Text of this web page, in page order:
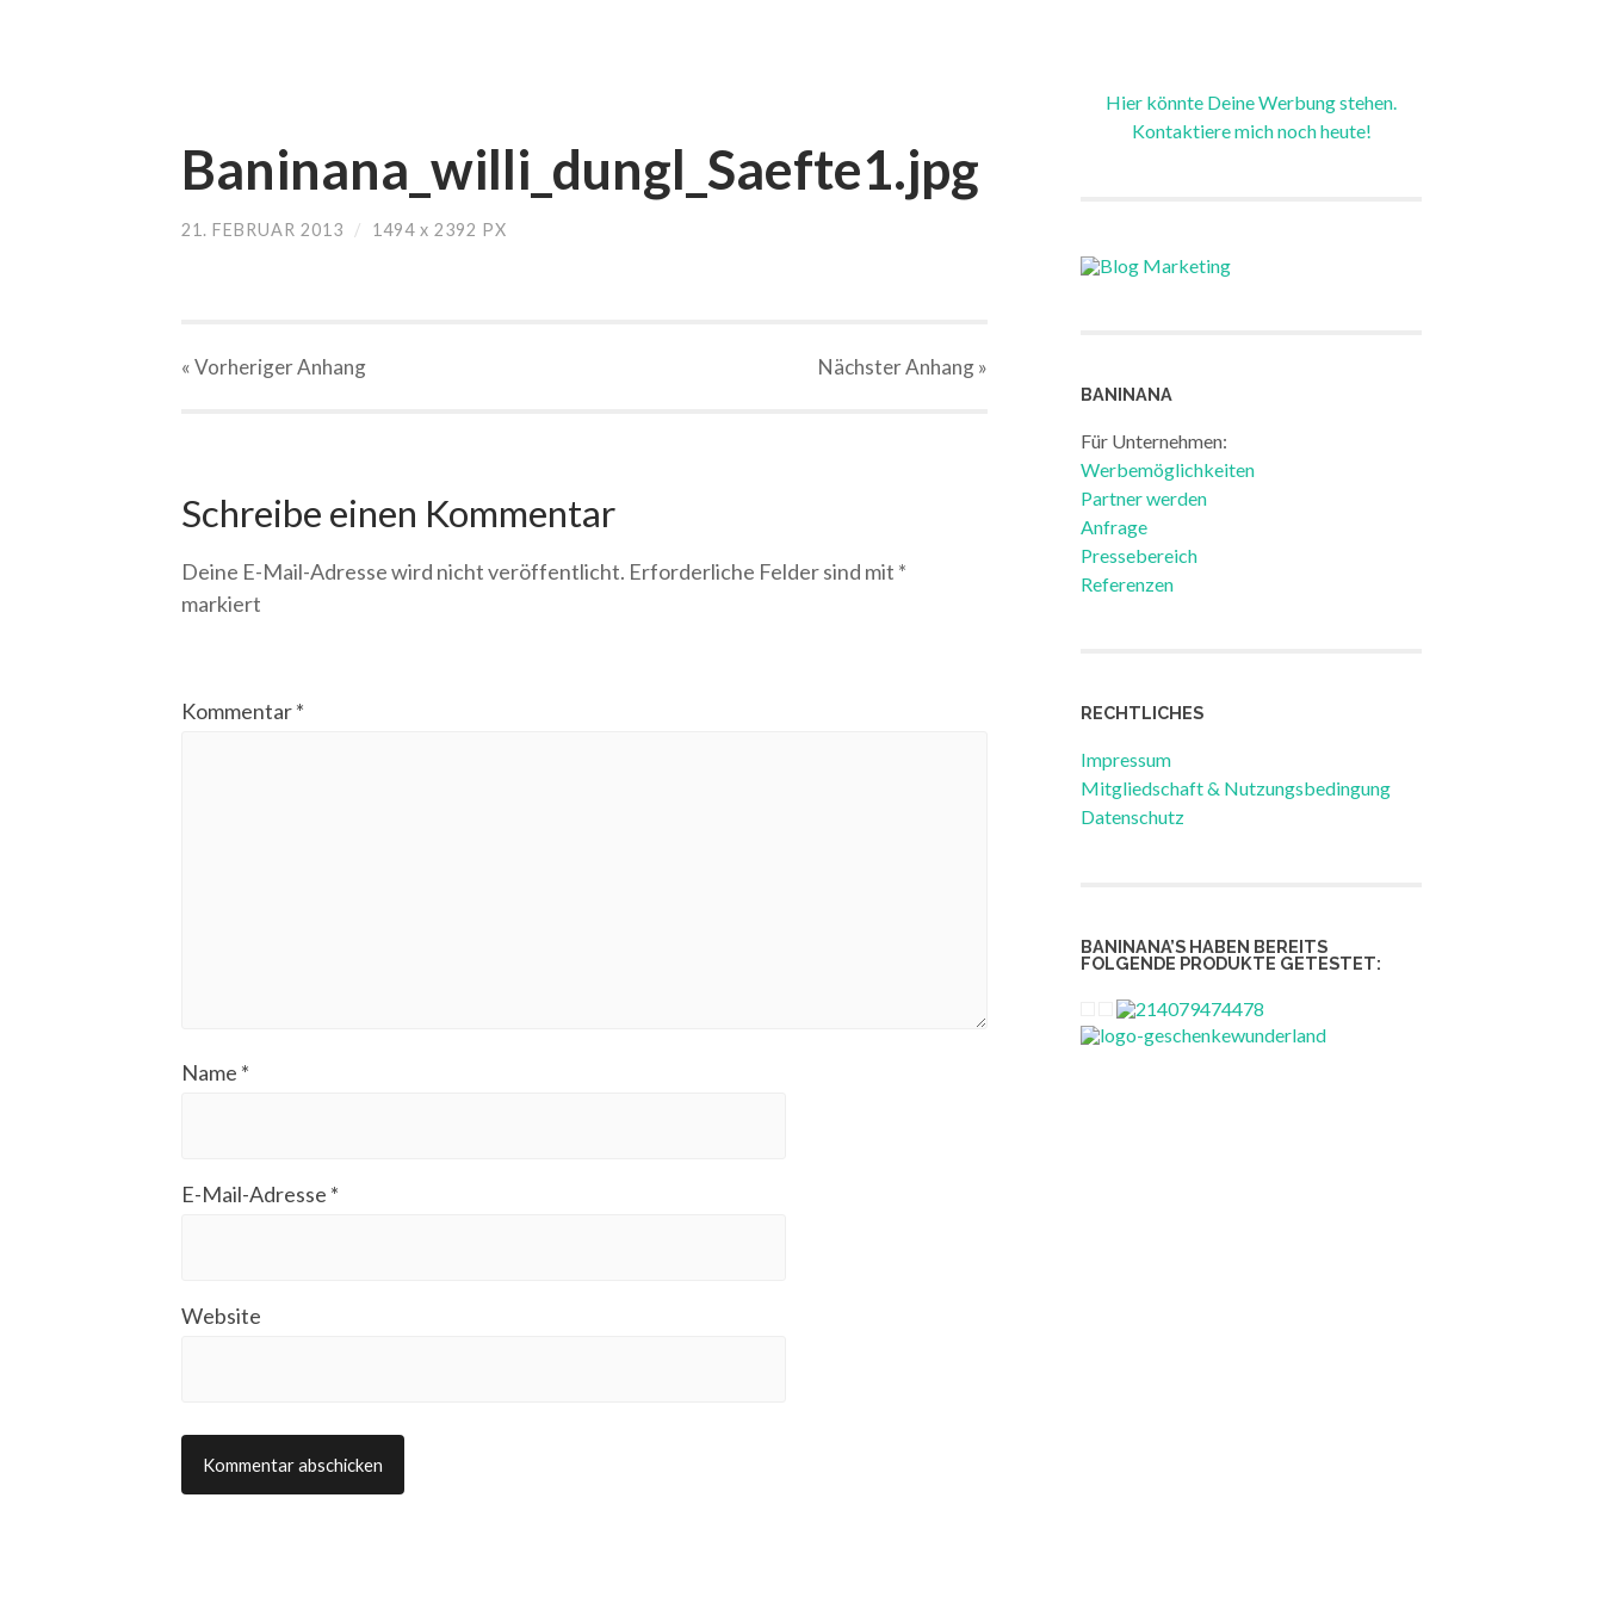
Baninana_willi_dungl_Saefte1.jpg
21. FEBRUAR 2013 / 1494 x 2392 PX
« VorherigerAnhang NächsterAnhang»
Schreibe einen Kommentar
Deine E-Mail-Adresse wird nicht veröffentlicht. Erforderliche Felder sind mit *
markiert
Kommentar*
Name *
E-Mail-Adresse *
Website
Hier könnte Deine Werbung stehen.
Kontaktiere mich noch heute!
BANINANA
Für Unternehmen:
Werbemöglichkeiten
Partner werden
Anfrage
Pressebereich
Referenzen
RECHTLICHES
Impressum
Mitgliedschaft & Nutzungsbedingung
Datenschutz
BANINANA’S HABEN BEREITS
FOLGENDE PRODUKTE GETESTET: